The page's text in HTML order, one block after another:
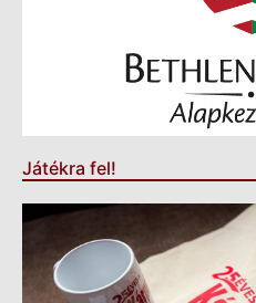
Játékra fel!